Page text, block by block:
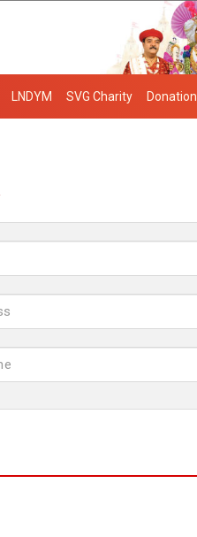
LNDYM SVG Charity Donation